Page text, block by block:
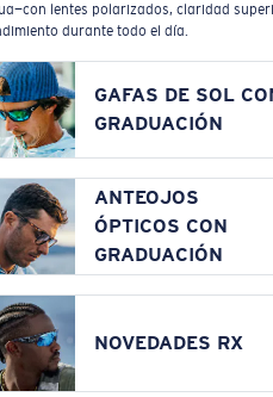
lentes polarizados, claridad
durante todo el día.
GAFAS DE SOL
GRADUACIÓN
ANTEOJOS
ÓPTICOS CON
GRADUACIÓN
NOVEDADES RX